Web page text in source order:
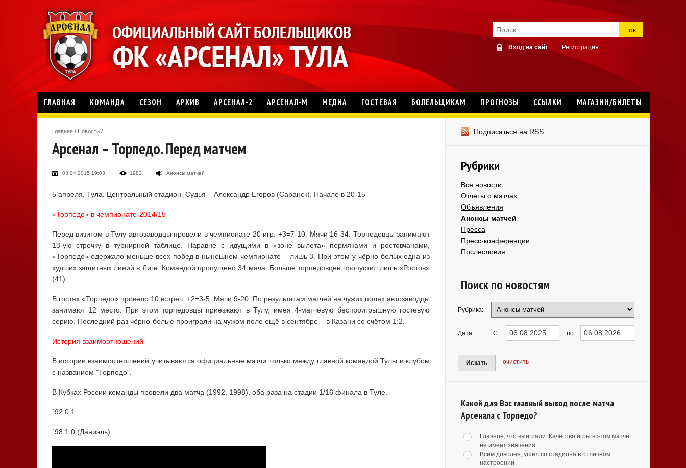
ок
Вход на сайт Регистрация
ГЛАВНАЯ КОМАНДА СЕЗОН АРХИВ АРСЕНАЛ-2 АРСЕНАЛ-М МЕДИА ГОСТЕВАЯ БОЛЕЛЬЩИКАМ ПРОГНОЗЫ ССЫЛКИ МАГАЗИН/БИЛЕТЫ
Главная / Новости /
Арсенал – Торпедо. Перед матчем
03.04.2015 19:03 1982 Анонсы матчей
5 апреля. Тула. Центральный стадион. Судья – Александр Егоров (Саранск). Начало в 20-15
«Торпедо» в чемпионате-2014/15
Перед визитом в Тулу автозаводцы провели в чемпионате 20 игр. +3=7-10. Мячи 16-34. Торпедовцы занимают
13-ую строчку в турнирной таблице. Наравне с идущими в «зоне вылета» пермяками и ростовчанами,
«Торпедо» одержало меньше всех побед в нынешнем чемпионате – лишь 3. При этом у чёрно-белых одна из
худших защитных линий в Лиге. Командой пропущено 34 мяча. Больше торпедовцев пропустил лишь «Ростов»
(41).
В гостях «Торпедо» провело 10 встреч. +2=3-5. Мячи 9-20. По результатам матчей на чужих полях автозаводцы
занимают 12 место. При этом торпедовцы приезжают в Тулу, имея 4-матчевую беспроигрышную гостевую
серию. Последний раз чёрно-белые проиграли на чужом поле ещё в сентябре – в Казани со счётом 1:2.
История взаимоотношений
В истории взаимоотношений учитываются официальные матчи только между главной командой Тулы и клубом
с названием "Торпедо".
В Кубках России команды провели два матча (1992, 1998), оба раза на стадии 1/16 финала в Туле.
`92 0:1.
`98 1:0 (Даниэль).
Подписаться на RSS
Рубрики
Все новости
Отчеты о матчах
Объявления
Анонсы матчей
Пресса
Пресс-конференции
Послесловия
Поиск по новостям
Рубрика:
Дата: С по
Искать очистить
Какой для Вас главный вывод после матча
Арсенала с Торпедо?
Главное, что выиграли. Качество игры в этом матче
не имеет значения
Всем доволен, ушёл со стадиона в отличном
настроении